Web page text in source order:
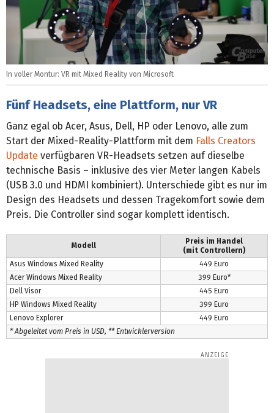
In voller Montur: VR mit Mixed Reality von Microsoft
Fünf Headsets, eine Plattform, nur VR
Ganz egal ob Acer, Asus, Dell, HP oder Lenovo, alle zum
Start der Mixed-Reality-Plattform mit dem Falls Creators
Update verfügbaren VR-Headsets setzen auf dieselbe
technische Basis – inklusive des vier Meter langen Kabels
(USB 3.0 und HDMI kombiniert). Unterschiede gibt es nur im
Design des Headsets und dessen Tragekomfort sowie dem
Preis. Die Controller sind sogar komplett identisch.
Modell
Preis im Handel
(mit Controllern)
Asus Windows Mixed Reality
449 Euro
Acer Windows Mixed Reality
399 Euro*
Dell Visor
445 Euro
HP Windows Mixed Reality
399 Euro
Lenovo Explorer
449 Euro
* Abgeleitet vom Preis in USD, ** Entwicklerversion